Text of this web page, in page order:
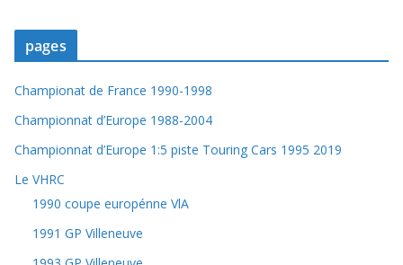
pages
Championat de France 1990-1998
Championnat d’Europe 1988-2004
Championnat d’Europe 1:5 piste Touring Cars 1995 2019
Le VHRC
1990 coupe europénne VlA
1991 GP Villeneuve